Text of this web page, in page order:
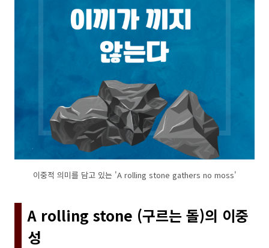
이중적 의미를 담고 있는 'A rolling stone gathers no moss'
A rolling stone (구르는 돌)의 이중
성